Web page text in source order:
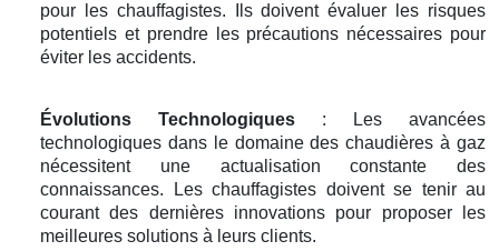
pour les chauffagistes. Ils doivent évaluer les risques
potentiels et prendre les précautions nécessaires pour
éviter les accidents.
Évolutions Technologiques : Les avancées
technologiques dans le domaine des chaudières à gaz
nécessitent une actualisation constante des
connaissances. Les chauffagistes doivent se tenir au
courant des dernières innovations pour proposer les
meilleures solutions à leurs clients.